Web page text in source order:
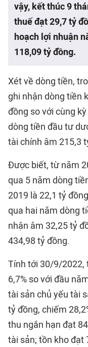
vậy, kết thúc 9
thuế đạt 29,7 tỷ
hoạch lợi nhuận
118,09 tỷ đồng.
Xét về dòng tiền,
ghi nhận dòng tiền
đồng so với cùng
dòng tiền đầu tư
tài chính âm 215,3
Được biết, từ năm
qua 5 năm dòng
2019 là 22,1 tỷ
qua hai năm dòng
nhận âm 32,25 tỷ
434,98 tỷ đồng.
Tính tới 30/9/2022,
6,7% so với đầu
tài sản chủ yếu tài
tỷ đồng, chiếm
thu ngắn hạn đạt
tài sản; tồn kho đạt